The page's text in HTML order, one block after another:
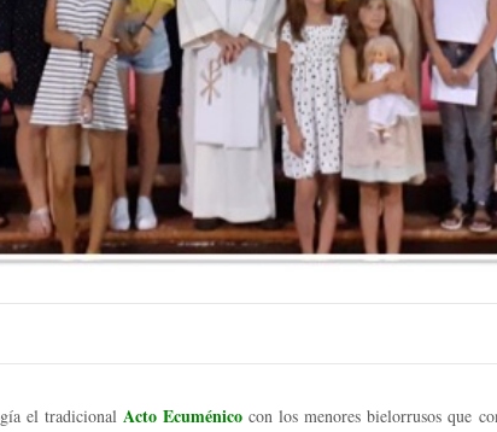
el tradicional Acto Ecuménico con los menores bielorrusos que